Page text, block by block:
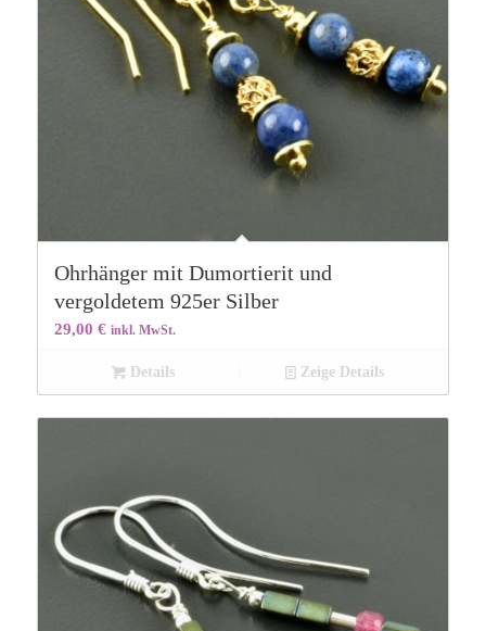
Ohrhänger mit Dumortierit und
vergoldetem 925er Silber
29,00 € inkl. MwSt.
Details Zeige Details